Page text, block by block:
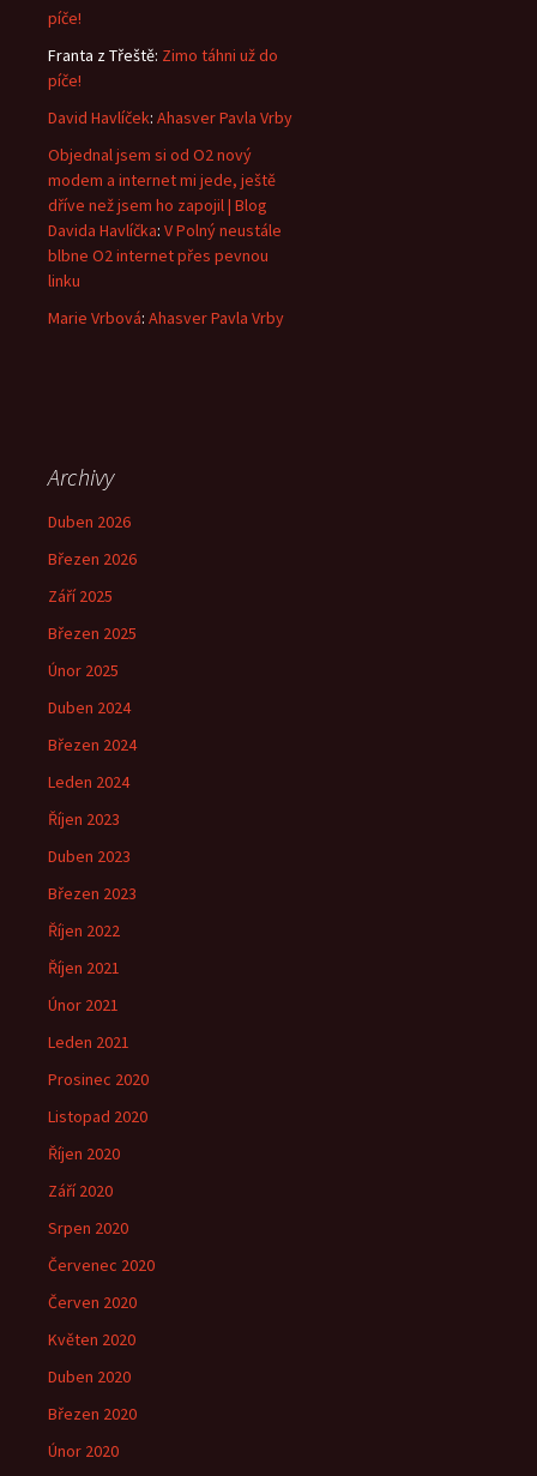
píče!
Franta z Třeště: Zimo táhni už do
píče!
David Havlíček: Ahasver Pavla Vrby
Objednal jsem si od O2 nový
modem a internet mi jede, ještě
dříve než jsem ho zapojil | Blog
Davida Havlíčka: V Polný neustále
blbne O2 internet přes pevnou
linku
Marie Vrbová: Ahasver Pavla Vrby
Archivy
Duben 2026
Březen 2026
Září 2025
Březen 2025
Únor 2025
Duben 2024
Březen 2024
Leden 2024
Říjen 2023
Duben 2023
Březen 2023
Říjen 2022
Říjen 2021
Únor 2021
Leden 2021
Prosinec 2020
Listopad 2020
Říjen 2020
Září 2020
Srpen 2020
Červenec 2020
Červen 2020
Květen 2020
Duben 2020
Březen 2020
Únor 2020